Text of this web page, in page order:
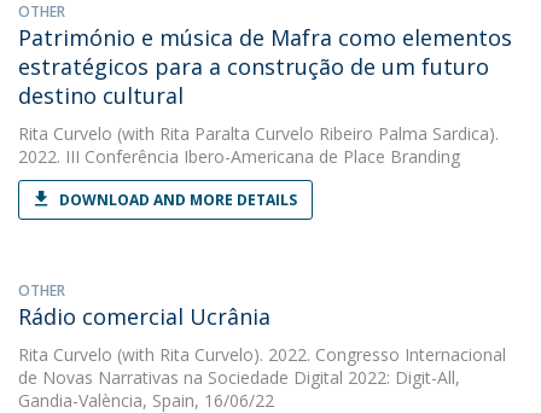
OTHER
Património e música de Mafra como elementos
estratégicos para a construção de um futuro
destino cultural
Rita Curvelo (with Rita Paralta Curvelo Ribeiro Palma Sardica).
2022. III Conferência Ibero-Americana de Place Branding
DOWNLOAD AND MORE DETAILS
OTHER
Rádio comercial Ucrânia
Rita Curvelo (with Rita Curvelo). 2022. Congresso Internacional
de Novas Narrativas na Sociedade Digital 2022: Digit-All,
Gandia-València, Spain, 16/06/22